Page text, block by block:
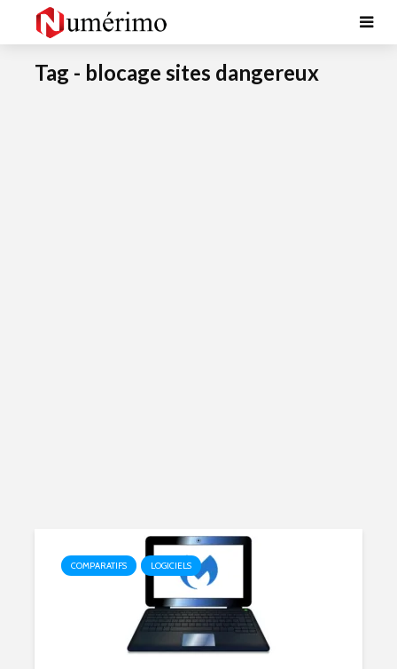
Tag - blocage sites dangereux
COMPARATIFS LOGICIELS